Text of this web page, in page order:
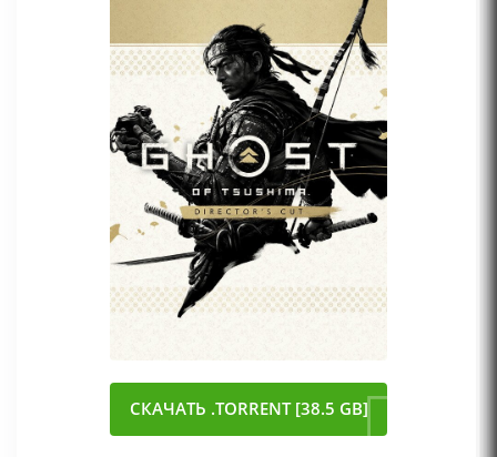
СКАЧАТЬ .TORRENT [38.5 GB]